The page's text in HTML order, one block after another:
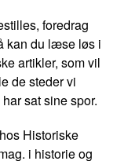
foredrag
kan du læse løs i
artikler, som vil
de steder vi
sat sine spor.
Historiske
i historie og